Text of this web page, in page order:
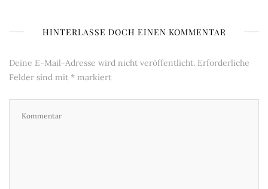
HINTERLASSE DOCH EINEN KOMMENTAR
Deine E-Mail-Adresse wird nicht veröffentlicht. Erforderliche
Felder sind mit * markiert